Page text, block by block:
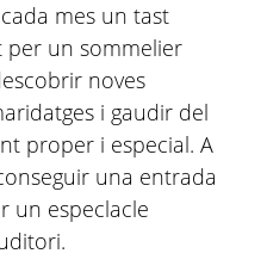
mes un tast
per un sommelier
noves
i gaudir del
proper i especial. A
una entrada
un especlacle